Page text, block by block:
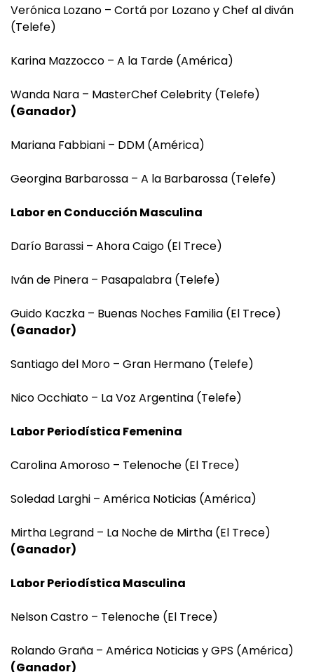
Verónica Lozano – Cortá por Lozano y Chef al diván
(Telefe)
Karina Mazzocco – A la Tarde (América)
Wanda Nara – MasterChef Celebrity (Telefe)
(Ganador)
Mariana Fabbiani – DDM (América)
Georgina Barbarossa – A la Barbarossa (Telefe)
Labor en Conducción Masculina
Darío Barassi – Ahora Caigo (El Trece)
Iván de Pinera – Pasapalabra (Telefe)
Guido Kaczka – Buenas Noches Familia (El Trece)
(Ganador)
Santiago del Moro – Gran Hermano (Telefe)
Nico Occhiato – La Voz Argentina (Telefe)
Labor Periodística Femenina
Carolina Amoroso – Telenoche (El Trece)
Soledad Larghi – América Noticias (América)
Mirtha Legrand – La Noche de Mirtha (El Trece)
(Ganador)
Labor Periodística Masculina
Nelson Castro – Telenoche (El Trece)
Rolando Graña – América Noticias y GPS (América)
(Ganador)